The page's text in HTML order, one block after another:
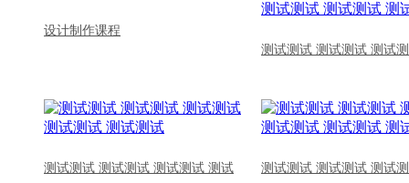
设计制作课程
测试测试 测试测试 测试
测试测试 测试测试 测试测试 测试 测试测试 测试测试 测试